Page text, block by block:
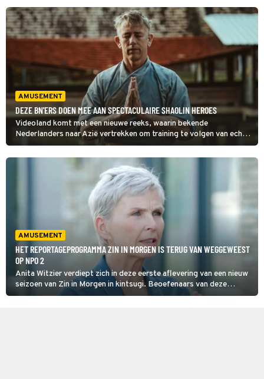
AMUSEMENT
DEZE BN'ERS DOEN MEE AAN SPECTACULAIRE SHAOLIN HEROES
Videoland komt met een nieuwe reeks, waarin bekende
Nederlanders naar Azië vertrekken om training te volgen van echte
Shaolin-meesters. Waldemar Torenstra en Kim-Lian van der Meij
zijn twee van de BN'ers die de loodzware uitdaging aangaan in
Shaolin Heroes.
AMUSEMENT
HET REPORTAGEPROGRAMMA ZIN IN MORGEN IS TERUG VAN WEGGEWEEST
OP NPO 2
Anita Witzier verdiept zich in deze eerste aflevering van een nieuw
seizoen van Zin in Morgen in kintsugi. Beoefenaars van deze
eeuwenoude Japanse kunstvorm accentueren breuken in keramiek